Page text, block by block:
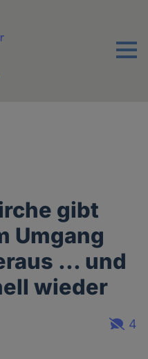
Menu
gibt
Umgang
... und
wieder
4